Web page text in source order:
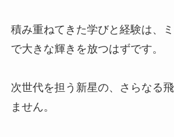
積み重ねてきた学びと経験は、
で大きな輝きを放つはずです。
次世代を担う新星の、さらなる
ません。